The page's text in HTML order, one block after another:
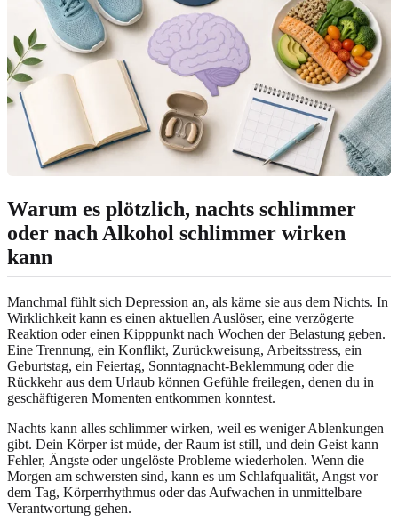
Warum es plötzlich, nachts schlimmer
oder nach Alkohol schlimmer wirken
kann
Manchmal fühlt sich Depression an, als käme sie aus dem Nichts. In
Wirklichkeit kann es einen aktuellen Auslöser, eine verzögerte
Reaktion oder einen Kipppunkt nach Wochen der Belastung geben.
Eine Trennung, ein Konflikt, Zurückweisung, Arbeitsstress, ein
Geburtstag, ein Feiertag, Sonntagnacht-Beklemmung oder die
Rückkehr aus dem Urlaub können Gefühle freilegen, denen du in
geschäftigeren Momenten entkommen konntest.
Nachts kann alles schlimmer wirken, weil es weniger Ablenkungen
gibt. Dein Körper ist müde, der Raum ist still, und dein Geist kann
Fehler, Ängste oder ungelöste Probleme wiederholen. Wenn die
Morgen am schwersten sind, kann es um Schlafqualität, Angst vor
dem Tag, Körperrhythmus oder das Aufwachen in unmittelbare
Verantwortung gehen.